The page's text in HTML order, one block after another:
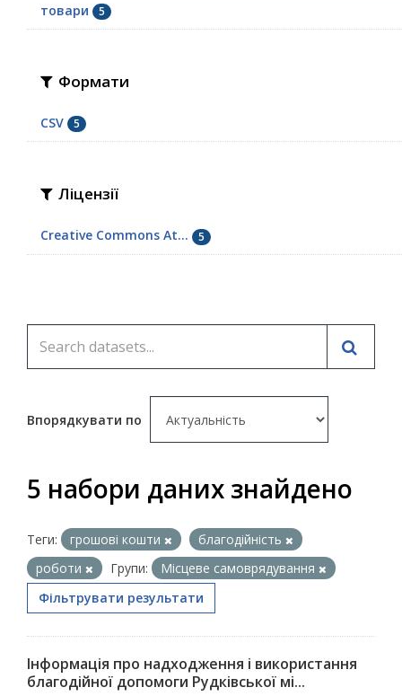
товари 5
Формати
CSV 5
Ліцензії
Creative Commons At... 5
Впорядкувати по
5 набори даних знайдено
Теги: грошові кошти
благодійність
роботи
Групи:
Місцеве самоврядування
Фільтрувати результати
Інформація про надходження і використання
благодійної допомоги Рудківської мі...